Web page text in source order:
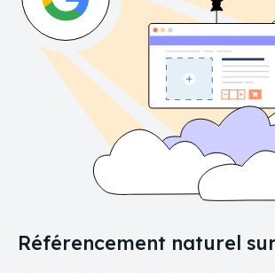
Référencement naturel